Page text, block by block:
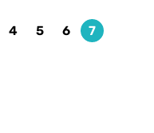
4 5 6 7